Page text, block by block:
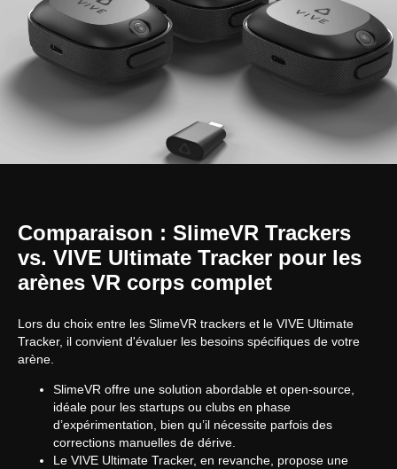
Comparaison : SlimeVR Trackers
vs. VIVE Ultimate Tracker pour les
arènes VR corps complet
Lors du choix entre les SlimeVR trackers et le VIVE Ultimate
Tracker, il convient d'évaluer les besoins spécifiques de votre
arène.
SlimeVR offre une solution abordable et open-source,
idéale pour les startups ou clubs en phase
d’expérimentation, bien qu’il nécessite parfois des
corrections manuelles de dérive.
Le VIVE Ultimate Tracker, en revanche, propose une
www.anvio.com
ANVIO.COM
Общие правила предоставления услуг
Игры
Франшиза
VR-киберспорт
Блог
FAQ
Партнёрская программа